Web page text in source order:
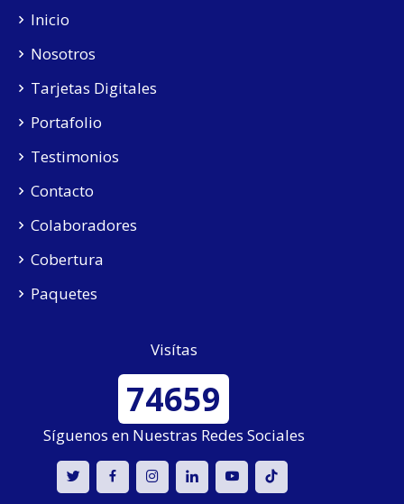
Inicio
Nosotros
Tarjetas Digitales
Portafolio
Testimonios
Contacto
Colaboradores
Cobertura
Paquetes
Visítas
74659
Síguenos en Nuestras Redes Sociales